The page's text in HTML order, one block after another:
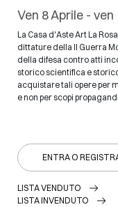
ven 8 Aprile - ven
La Casa d'Aste Art La
dittature della II Guerra
della difesa contro atti
storico scientifica e
acquistare tali opere per
e non per scopi
ENTRA O
LISTA VENDUTO
LISTA INVENDUTO